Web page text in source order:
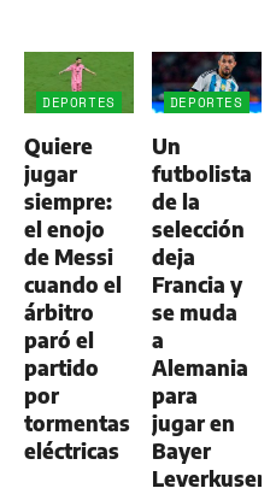
DEPORTES
Quiere
jugar
siempre:
el enojo
de Messi
cuando el
árbitro
paró el
partido
por
tormentas
eléctricas
DEPORTES
Un
futbolista
de la
selección
deja
Francia y
se muda
a
Alemania
para
jugar en
Bayer
Leverkusen